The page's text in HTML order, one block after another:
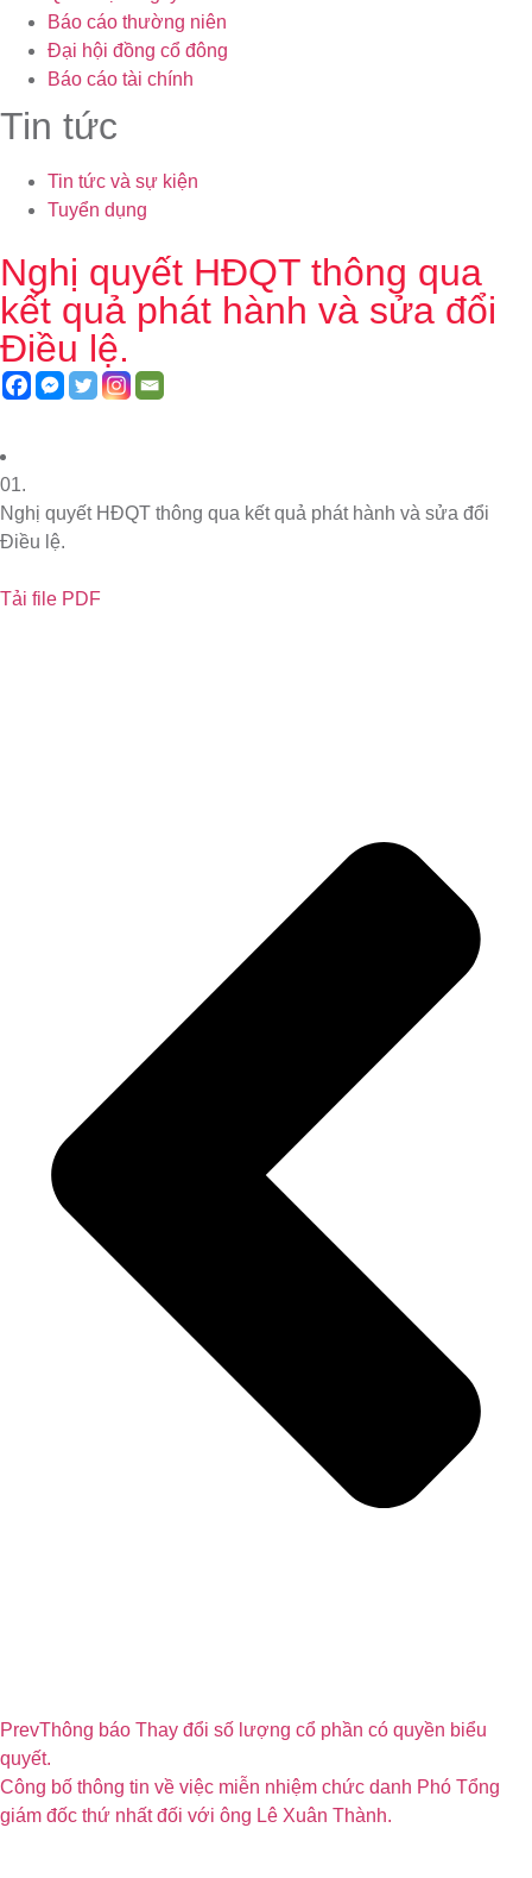
Báo cáo thường niên
Đại hội đồng cổ đông
Báo cáo tài chính
Tin tức
Tin tức và sự kiện
Tuyển dụng
Nghị quyết HĐQT thông qua
kết quả phát hành và sửa đổi
Điều lệ.
01.
Nghị quyết HĐQT thông qua kết quả phát hành và sửa đổi
Điều lệ.
Tải file PDF
PrevThông báo Thay đổi số lượng cổ phần có quyền biểu
quyết.
Công bố thông tin về việc miễn nhiệm chức danh Phó Tổng
giám đốc thứ nhất đối với ông Lê Xuân Thành.